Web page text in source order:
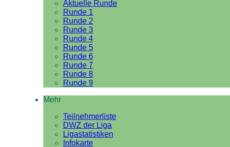
Aktuelle Runde
Runde 1
Runde 2
Runde 3
Runde 4
Runde 5
Runde 6
Runde 7
Runde 8
Runde 9
Mehr
Teilnehmerliste
DWZ der Liga
Ligastatistiken
Infokarte